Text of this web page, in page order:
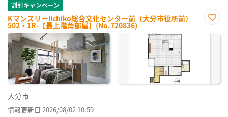
割引キャンペーン
Kマンスリーiichiko総合文化センター前（大分市役所前）
502・1R-【最上階角部屋】(No.720836)
に入
大分市
情報更新日 2026/08/02 10:59